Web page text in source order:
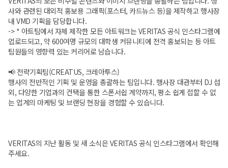
사와 관련된 대외적 홍보용 그래픽(포스터, 카드뉴스 등)을 제작하고 행사장
내 VMD 기획을 담당합니다.
-> * 아트팀에서 자체 제작한 모든 아트워크는 VERITAS 공식 인스타그램에
업로드되고, 약 600여명 규모의 대학생 커뮤니티에 전격 홍보되는 등 아트
팀원들의 영향력 있는 커리어로 남습니다.
📢 전략기획팀(CREATUS, 크레아투스)
행사의 전반적인 기획 및 운영을 총괄하는 팀입니다. 행사장 대관부터 DJ 섭
외, 다양한 기업과의 컨택을 통한 스폰서쉽 계약까지, 평소 쉽게 접할 수 없
는 업계의 마케팅 및 브랜딩 현장을 경험할 수 있습니다.
VERITAS의 지난 활동 및 새 소식은 VERITAS 공식 인스타그램에서 확인해
주세요.